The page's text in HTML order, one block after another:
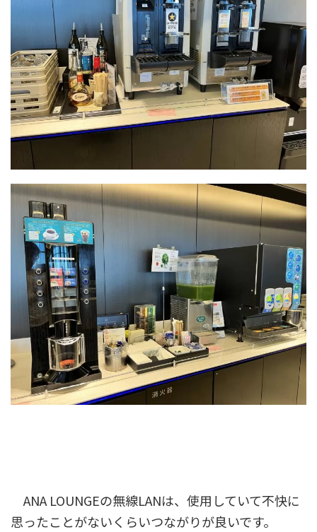
ANA LOUNGEの無線LANは、使用していて不快に
思ったことがないくらいつながりが良いです。